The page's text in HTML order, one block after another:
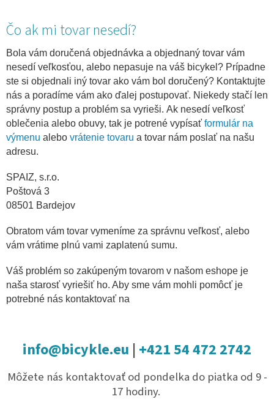
Čo ak mi tovar nesedí?
Bola vám doručená objednávka a objednaný tovar vám
nesedí veľkosťou, alebo nepasuje na váš bicykel? Prípadne
ste si objednali iný tovar ako vám bol doručený? Kontaktujte
nás a poradíme vám ako ďalej postupovať. Niekedy stačí len
správny postup a problém sa vyrieši. Ak nesedí veľkosť
oblečenia alebo obuvy, tak je potrené vypísať formulár na
výmenu alebo vrátenie tovaru a tovar nám poslať na našu
adresu.
SPAIZ, s.r.o.
Poštová 3
08501 Bardejov
Obratom vám tovar vymeníme za správnu veľkosť, alebo
vám vrátime plnú vami zaplatenú sumu.
Váš problém so zakúpeným tovarom v našom eshope je
naša starosť vyriešiť ho. Aby sme vám mohli pomôcť je
potrebné nás kontaktovať na
info@bicykle.eu | +421 54 472 2742
Môžete nás kontaktovať od pondelka do piatka od 9 -
17 hodiny.